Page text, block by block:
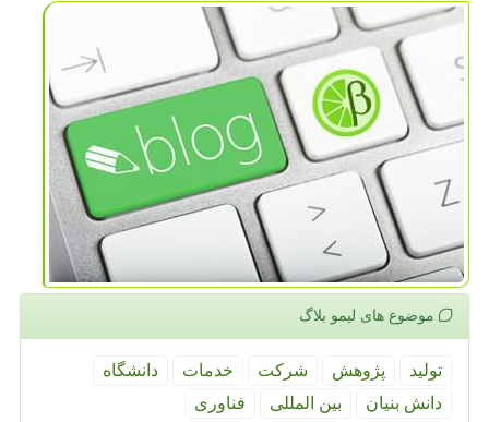
موضوع های لیمو بلاگ
تولید پژوهش شركت خدمات
دانشگاه
دانش بنیان
بین المللی فناوری